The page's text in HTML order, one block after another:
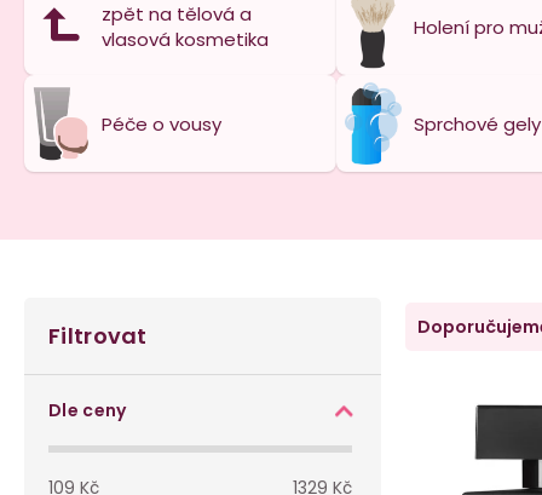
zpět na tělová a
vlasová kosmetika
Holení pro
Péče o vousy Sprchové gely
o
Filtrovat
Dle ceny
109 Kč 1329 Kč
Ř